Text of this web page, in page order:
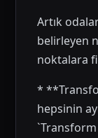
Artık
belirleyen
noktalara
*
hepsinin